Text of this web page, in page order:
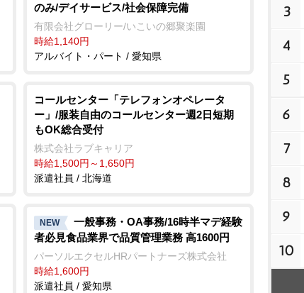
のみ/デイサービス/社会保障完備
有限会社グローリー/いこいの郷聚楽園
時給1,140円
アルバイト・パート / 愛知県
コールセンター「テレフォンオペレータ
ー」/服装自由のコールセンター週2日短期
もOK総合受付
株式会社ラブキャリア
時給1,500円～1,650円
派遣社員 / 北海道
NEW
一般事務・OA事務/16時半マデ経験
者必見食品業界で品質管理業務 高1600円
パーソルエクセルHRパートナーズ株式会社
時給1,600円
派遣社員 / 愛知県
3
4
5
6
7
8
9
10